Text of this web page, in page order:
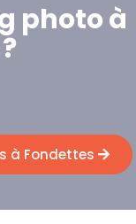
photo à
?
à Fondettes